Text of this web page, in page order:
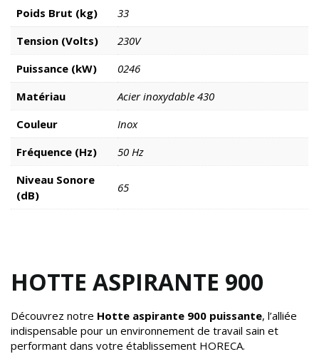
Poids Brut (kg)
33
Tension (Volts)
230V
Puissance (kW)
0246
Matériau
Acier inoxydable 430
Couleur
Inox
Fréquence (Hz)
50 Hz
Niveau Sonore
(dB)
65
HOTTE ASPIRANTE 900
Découvrez notre Hotte aspirante 900 puissante, l’alliée
indispensable pour un environnement de travail sain et
performant dans votre établissement HORECA.